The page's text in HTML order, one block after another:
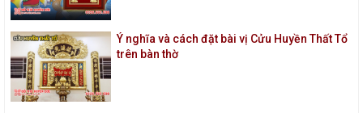
Ý nghĩa và cách đặt bài vị Cửu Huyền Thất Tổ
trên bàn thờ